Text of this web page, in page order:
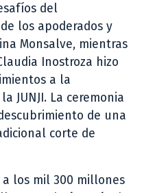
del
los apoderados y
Monsalve, mientras
Inostroza hizo
a la
JUNJI. La ceremonia
de una
corte de
los mil 300 millones